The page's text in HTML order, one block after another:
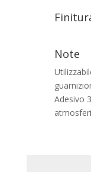
Note
Adesivo